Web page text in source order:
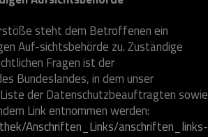
steht dem Betroffenen ein
Auf-sichtsbehörde zu. Zuständige
Fragen ist der
Bundeslandes, in dem unser
der Datenschutzbeauftragten sowie
Link entnommen werden:
Anschriften_Links/anschriften_links-